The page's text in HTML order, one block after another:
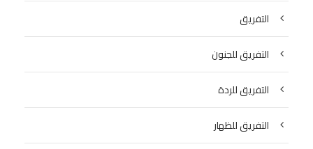
التفريق
التفريق للجنون
التفريق للردة
التفريق للظهار